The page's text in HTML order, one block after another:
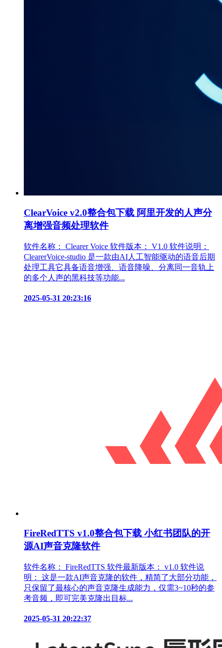
ClearVoice v2.0整合包下载 阿里开发的人声分
离增强音频处理软件
软件名称： Clearer Voice 软件版本： V1.0 软件说明：
ClearerVoice-studio 是一款由AI人工智能驱动的语音后期
处理工具它具备语音增强、语音降噪、分离同一音轨上
的多个人声的黑科技等功能...
2025-05-31 20:23:16
FireRedTTS v1.0整合包下载 小红书团队的开
源AI声音克隆软件
软件名称： FireRedTTS 软件最新版本： v1.0 软件说
明： 这是一款AI声音克隆的软件，精简了大部分功能，
只保留了最核心的声音克隆生成能力，仅需3~10秒的参
考音频，即可完美克隆出目标...
2025-05-31 20:22:37